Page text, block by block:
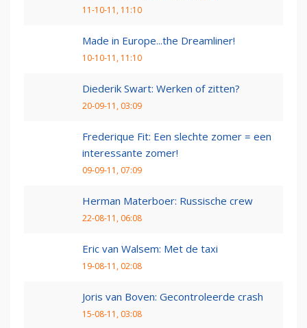
11-10-11, 11:10
Made in Europe...the Dreamliner!
10-10-11, 11:10
Diederik Swart: Werken of zitten?
20-09-11, 03:09
Frederique Fit: Een slechte zomer = een
interessante zomer!
09-09-11, 07:09
Herman Materboer: Russische crew
22-08-11, 06:08
Eric van Walsem: Met de taxi
19-08-11, 02:08
Joris van Boven: Gecontroleerde crash
15-08-11, 03:08